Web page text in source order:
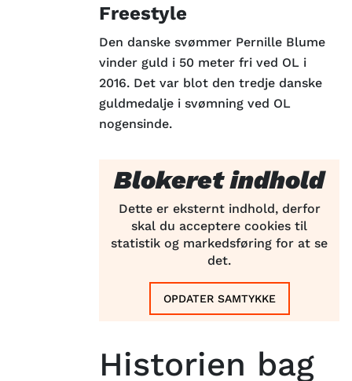
Freestyle
Den danske svømmer Pernille Blume
vinder guld i 50 meter fri ved OL i
2016. Det var blot den tredje danske
guldmedalje i svømning ved OL
nogensinde.
Blokeret indhold
Dette er eksternt indhold, derfor
skal du acceptere cookies til
statistik og markedsføring for at se
det.
OPDATER SAMTYKKE
Historien bag